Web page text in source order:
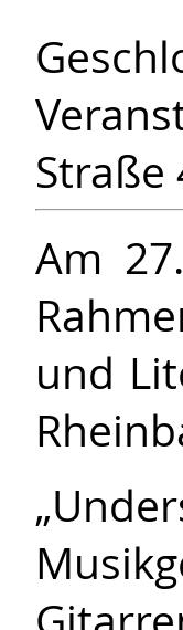
Straße
Am
und